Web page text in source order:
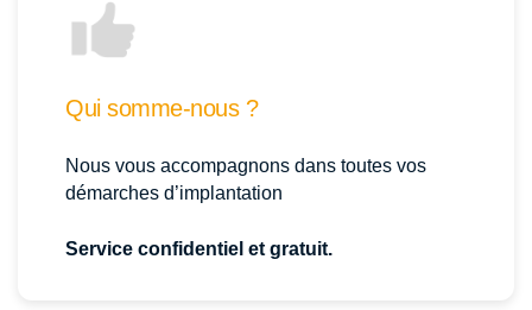
Qui somme-nous ?
Nous vous accompagnons dans toutes vos
démarches d’implantation
Service confidentiel et gratuit.